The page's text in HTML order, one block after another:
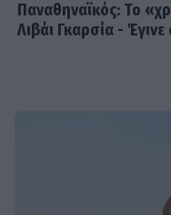
Παναθηναϊκός: Το
Λιβάι Γκαρσία -